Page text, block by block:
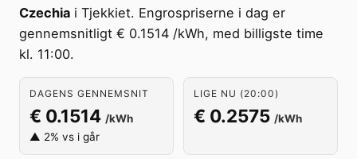
Czechia i Tjekkiet. Engrospriserne i dag er
gennemsnitligt € 0.1514 /kWh, med billigste time
kl. 11:00.
DAGENS GENNEMSNIT
€ 0.1514 /kWh
▲ 2% vs i går
LIGE NU (20:00)
€ 0.2575 /kWh